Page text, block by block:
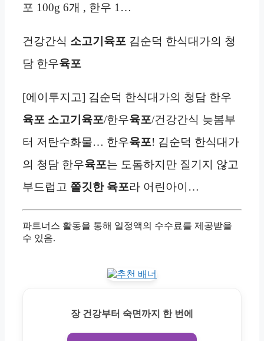
포 100g 6개 , 한우 1…
건강간식 소고기육포 김순덕 한식대가의 청
담 한우육포
[에이투지고] 김순덕 한식대가의 청담 한우
육포 소고기육포/한우육포/건강간식 늦봄부
터 저탄수화물… 한우육포! 김순덕 한식대가
의 청담 한우육포는 도톰하지만 질기지 않고
부드럽고 쫄깃한 육포라 어린아이…
파트너스 활동을 통해 일정액의 수수료를 제공받을
수 있음.
장 건강부터 숙면까지 한 번에